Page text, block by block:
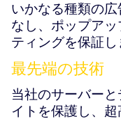
いかなる種類の
なし、ポップア
ティングを保証し
最先端の技術
当社のサーバー
イトを保護し、